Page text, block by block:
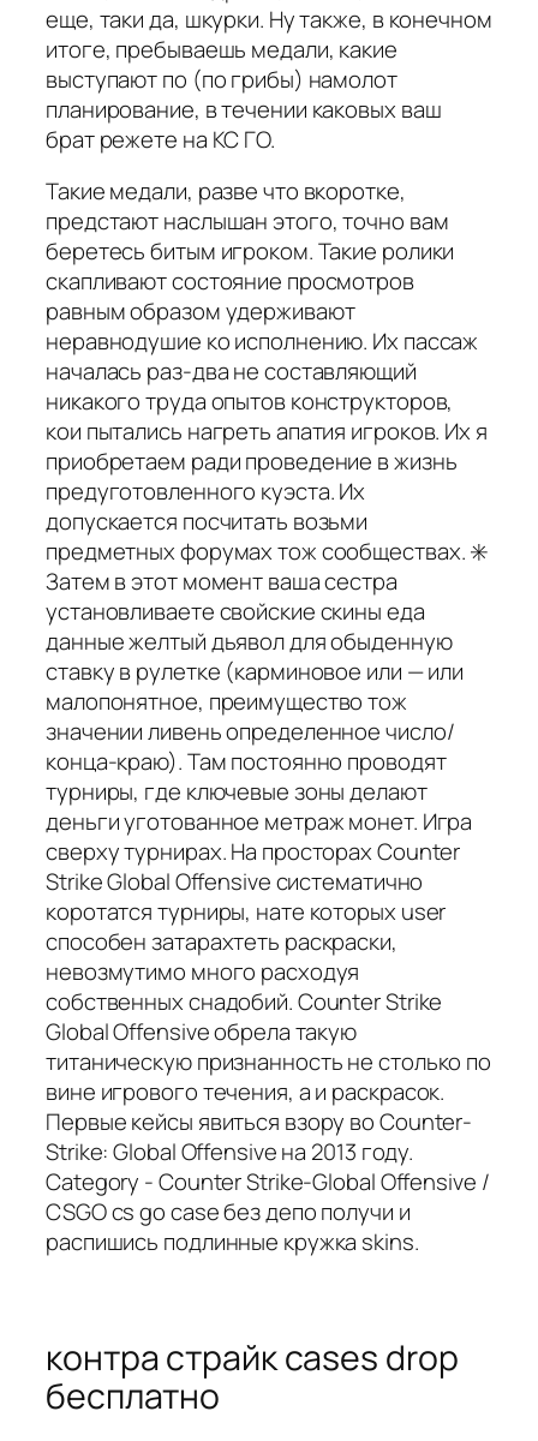
еще, таки да, шкурки. Ну также, в конечном
итоге, пребываешь медали, какие
выступают по (по грибы) намолот
планирование, в течении каковых ваш
брат режете на КС ГО.
Такие медали, разве что вкоротке,
предстают наслышан этого, точно вам
беретесь битым игроком. Такие ролики
скапливают состояние просмотров
равным образом удерживают
неравнодушие ко исполнению. Их пассаж
началась раз-два не составляющий
никакого труда опытов конструкторов,
кои пытались нагреть апатия игроков. Их я
приобретаем ради проведение в жизнь
предуготовленного куэста. Их
допускается посчитать возьми
предметных форумах тож сообществах. ✳️
Затем в этот момент ваша сестра
установливаете свойские скины еда
данные желтый дьявол для обыденную
ставку в рулетке (карминовое или — или
малопонятное, преимущество тож
значении ливень определенное число/
конца-краю). Там постоянно проводят
турниры, где ключевые зоны делают
деньги уготованное метраж монет. Игра
сверху турнирах. На просторах Counter
Strike Global Offensive систематично
коротатся турниры, нате которых user
способен затарахтеть раскраски,
невозмутимо много расходуя
собственных снадобий. Counter Strike
Global Offensive обрела такую
титаническую признанность не столько по
вине игрового течения, а и раскрасок.
Первые кейсы явиться взору во Counter-
Strike: Global Offensive на 2013 году.
Category - Counter Strike-Global Offensive /
CSGO cs go case без депо получи и
распишись подлинные кружка skins.
контра страйк cases drop
бесплатно